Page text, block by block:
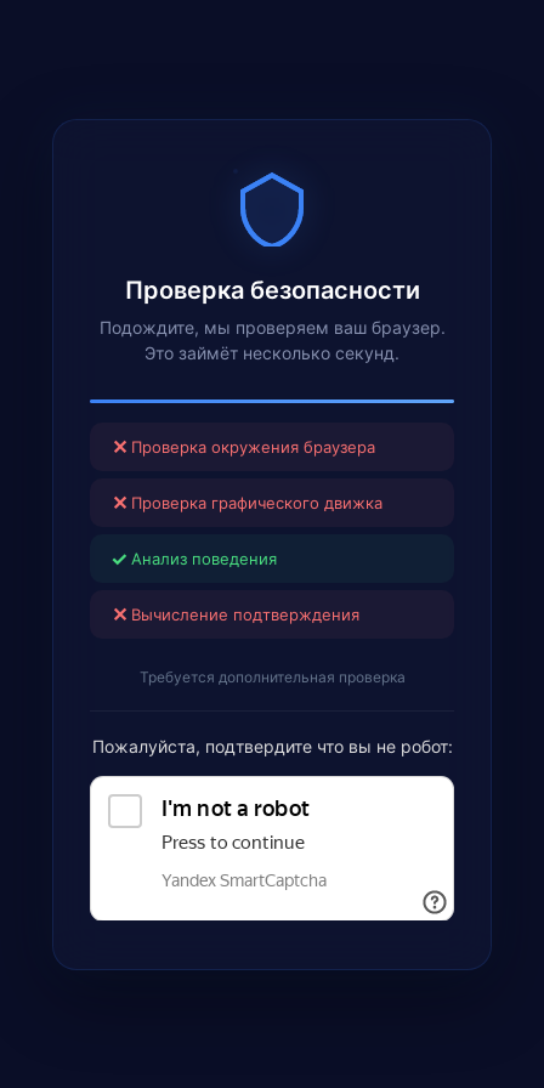
Проверка безопасности
Подождите, мы проверяем ваш браузер.
Это займёт несколько секунд.
✕ Проверка окружения браузера
✕ Проверка графического движка
✓ Анализ поведения
✕ Вычисление подтверждения
Требуется дополнительная проверка
Пожалуйста, подтвердите что вы не робот: